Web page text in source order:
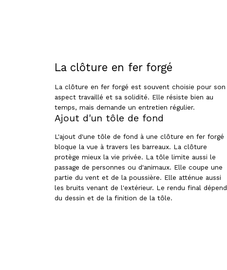
La clôture en fer forgé
La clôture en fer forgé est souvent choisie pour son
aspect travaillé et sa solidité. Elle résiste bien au
temps, mais demande un entretien régulier.
Ajout d'un tôle de fond
L'ajout d'une tôle de fond à une clôture en fer forgé
bloque la vue à travers les barreaux. La clôture
protège mieux la vie privée. La tôle limite aussi le
passage de personnes ou d'animaux. Elle coupe une
partie du vent et de la poussière. Elle atténue aussi
les bruits venant de l'extérieur. Le rendu final dépend
du dessin et de la finition de la tôle.